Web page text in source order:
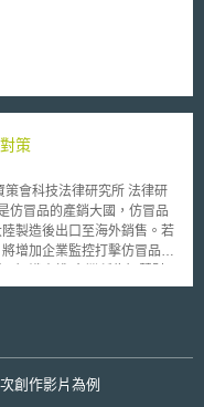
行體制下仍有所不足，故有
，而是針對關於權利化、標
重點；另就「智財活動發展
相關事業人員進行智財啟
對於仿冒品和技術外流提出
的「地理標示保護制度」
體制及支援資源的強化，經
業中與智慧財產相關的潛在
（drug）的定義，因此，
理之，至於基改動物後續
正對外進行廣泛的資訊蒐集
政策之參考依據。
策
製造後出口至海外銷售。若
增加企業監控打擊仿冒品的
可透過海關保護的行政力
將案件移送刑事公安部門，
，找出整個仿冒製假鏈，進
創作影片為例